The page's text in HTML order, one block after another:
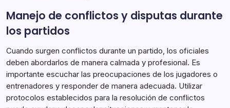
Manejo de conflictos y disputas durante
los partidos
Cuando surgen conflictos durante un partido, los oficiales
deben abordarlos de manera calmada y profesional. Es
importante escuchar las preocupaciones de los jugadores o
entrenadores y responder de manera adecuada. Utilizar
protocolos establecidos para la resolución de conflictos